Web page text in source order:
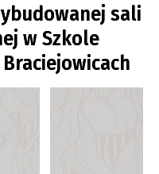
sali
w Szkole